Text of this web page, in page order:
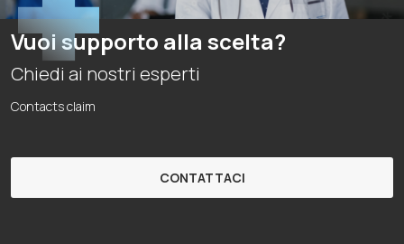
Vuoi supporto alla scelta?
Chiedi ai nostri esperti
Contacts claim
CONTATTACI